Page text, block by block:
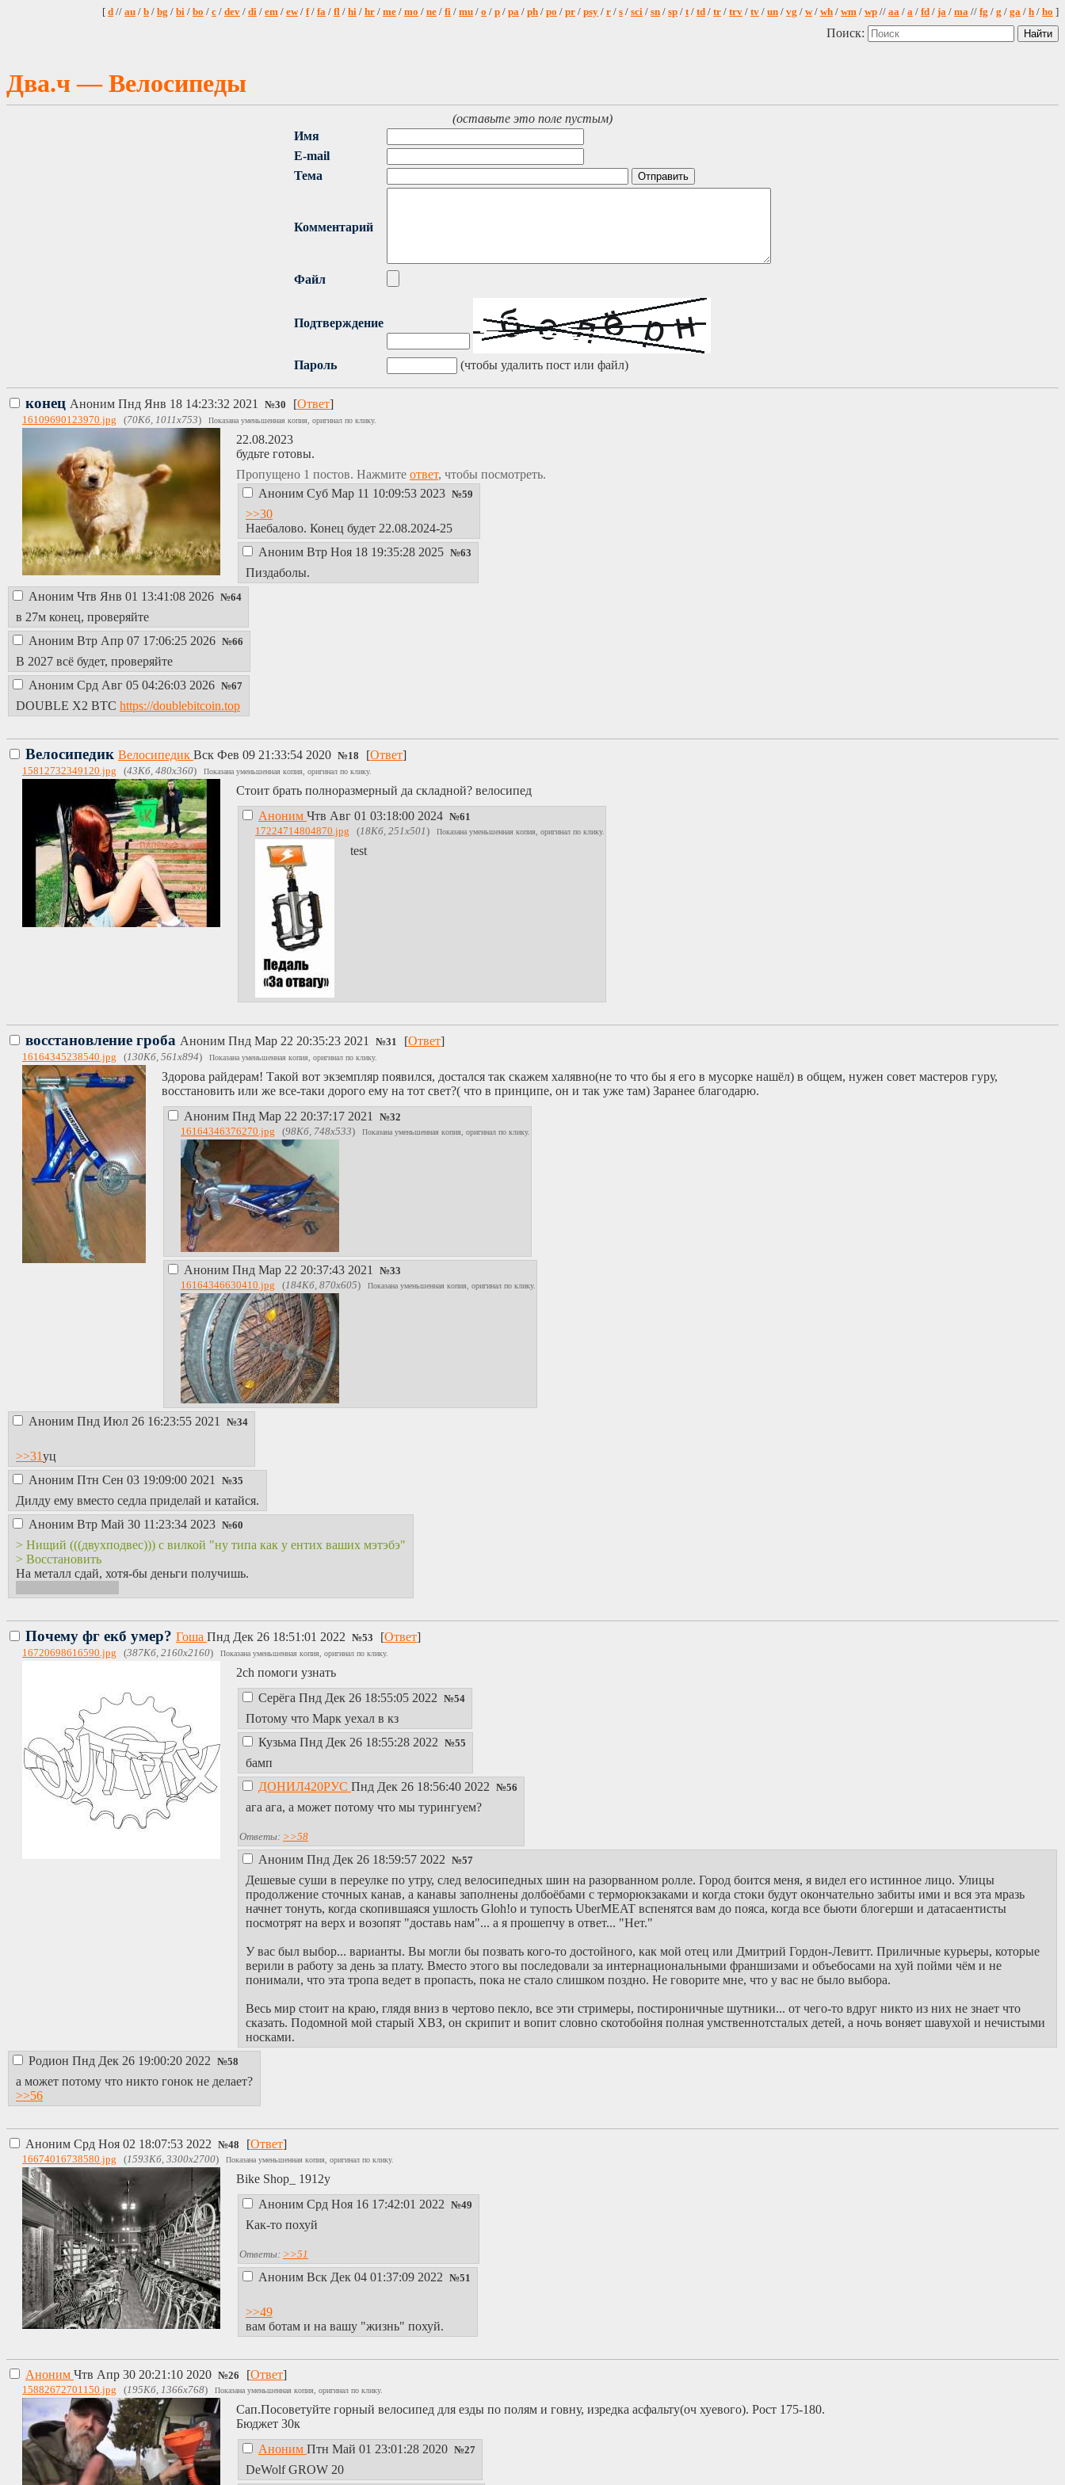
[ d // au / b / bg / bi / bo / c / dev / di / em / ew/ f/ fa / fl / hi / hr / me / mo / ne / fi / mu / o / p / pa / ph / po / pr / psy / r / s / sci / sn / sp / t/ td / tr / trv / tv / un / vg / w/ wh / wm / wp // aa / a / fd / ja / ma // fg / g / ga / h / ho ]
Поиск:
Два.ч — Велосипеды
(оставьте это поле пустым)
Имя
E-mail
Тема
Комментарий
Файл
Подтверждение
Пароль (чтобы удалить пост или файл)
конец Аноним Пнд Янв 18 14:23:32 2021 №30 [Ответ]
16109690123970.jpg (70Кб, 1011x753) Показана уменьшенная копия, оригинал по клику.
22.08.2023
будьте готовы.
Пропущено 1 постов. Нажмите ответ, чтобы посмотреть.
Аноним Суб Мар 11 10:09:53 2023 №59
>>30
Наебалово. Конец будет 22.08.2024-25
Аноним Втр Ноя 18 19:35:28 2025 №63
Пиздаболы.
Аноним Чтв Янв 01 13:41:08 2026 №64
в 27м конец, проверяйте
Аноним Втр Апр 07 17:06:25 2026 №66
В 2027 всё будет, проверяйте
Аноним Срд Авг 05 04:26:03 2026 №67
DOUBLE X2 BTC https://doublebitcoin.top
Велосипедик Велосипедик Вск Фев 09 21:33:54 2020 №18 [Ответ]
15812732349120.jpg (43Кб, 480x360) Показана уменьшенная копия, оригинал по клику.
Стоит брать полноразмерный да складной? велосипед
Аноним Чтв Авг 01 03:18:00 2024 №61
17224714804870.jpg (18Кб, 251x501) Показана уменьшенная копия, оригинал по клику.
test
восстановление гроба Аноним Пнд Мар 22 20:35:23 2021 №31 [Ответ]
16164345238540.jpg (130Кб, 561x894) Показана уменьшенная копия, оригинал по клику.
Здорова райдерам! Такой вот экземпляр появился, достался так скажем халявно(не то что бы я его в мусорке нашёл) в общем, нужен совет мастеров гуру,
восстановить или же все-таки дорого ему на тот свет?( что в принципе, он и так уже там) Заранее благодарю.
Аноним Пнд Мар 22 20:37:17 2021 №32
16164346376270.jpg (98Кб, 748x533) Показана уменьшенная копия, оригинал по клику.
Аноним Пнд Мар 22 20:37:43 2021 №33
16164346630410.jpg (184Кб, 870x605) Показана уменьшенная копия, оригинал по клику.
Аноним Пнд Июл 26 16:23:55 2021 №34
>>31уц
Аноним Птн Сен 03 19:09:00 2021 №35
Дилду ему вместо седла приделай и катайся.
Аноним Втр Май 30 11:23:34 2023 №60
> Нищий (((двухподвес))) с вилкой "ну типа как у ентих ваших мэтэбэ"
> Восстановить
На металл сдай, хотя-бы деньги получишь.
Почему фг екб умер? Гоша Пнд Дек 26 18:51:01 2022 №53 [Ответ]
16720698616590.jpg (387Кб, 2160x2160) Показана уменьшенная копия, оригинал по клику.
2ch помоги узнать
Серёга Пнд Дек 26 18:55:05 2022 №54
Потому что Марк уехал в кз
Кузьма Пнд Дек 26 18:55:28 2022 №55
бамп
ДОНИЛ420РУС Пнд Дек 26 18:56:40 2022 №56
ага ага, а может потому что мы турингуем?
Ответы: >>58
Аноним Пнд Дек 26 18:59:57 2022 №57
Дешевые суши в переулке по утру, след велосипедных шин на разорванном ролле. Город боится меня, я видел его истинное лицо. Улицы
продолжение сточных канав, а канавы заполнены долбоёбами с терморюкзаками и когда стоки будут окончательно забиты ими и вся эта мразь
начнет тонуть, когда скопившаяся ушлость Gloh!o и тупость UberMEAT вспенятся вам до пояса, когда все бьюти блогерши и датасаентисты
посмотрят на верх и возопят "доставь нам"... а я прошепчу в ответ... "Нет."
У вас был выбор... варианты. Вы могли бы позвать кого-то достойного, как мой отец или Дмитрий Гордон-Левитт. Приличные курьеры, которые
верили в работу за день за плату. Вместо этого вы последовали за интернациональными франшизами и объебосами на хуй пойми чём и не
понимали, что эта тропа ведет в пропасть, пока не стало слишком поздно. Не говорите мне, что у вас не было выбора.
Весь мир стоит на краю, глядя вниз в чертово пекло, все эти стримеры, постироничные шутники... от чего-то вдруг никто из них не знает что
сказать. Подомной мой старый ХВЗ, он скрипит и вопит словно скотобойня полная умственнотсталых детей, а ночь воняет шавухой и нечистыми
носками.
Родион Пнд Дек 26 19:00:20 2022 №58
а может потому что никто гонок не делает?
>>56
Аноним Срд Ноя 02 18:07:53 2022 №48 [Ответ]
16674016738580.jpg (1593Кб, 3300x2700) Показана уменьшенная копия, оригинал по клику.
Bike Shop_ 1912y
Аноним Срд Ноя 16 17:42:01 2022 №49
Как-то похуй
Ответы: >>51
Аноним Вск Дек 04 01:37:09 2022 №51
>>49
вам ботам и на вашу "жизнь" похуй.
Аноним Чтв Апр 30 20:21:10 2020 №26 [Ответ]
15882672701150.jpg (195Кб, 1366x768) Показана уменьшенная копия, оригинал по клику.
Сап.Посоветуйте горный велосипед для езды по полям и говну, изредка асфальту(оч хуевого). Рост 175-180.
Бюджет 30к
Аноним Птн Май 01 23:01:28 2020 №27
DeWolf GROW 20